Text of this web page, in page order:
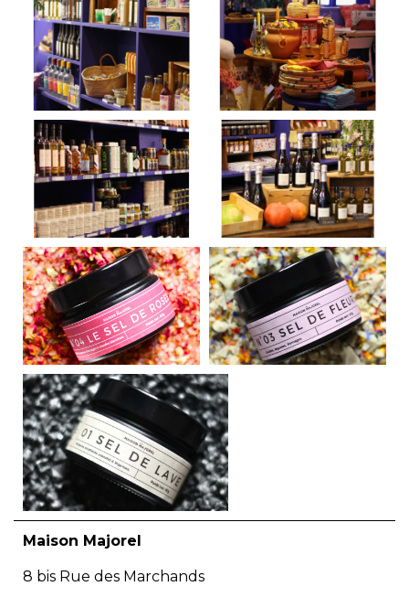
Maison Majorel
8 bis Rue des Marchands